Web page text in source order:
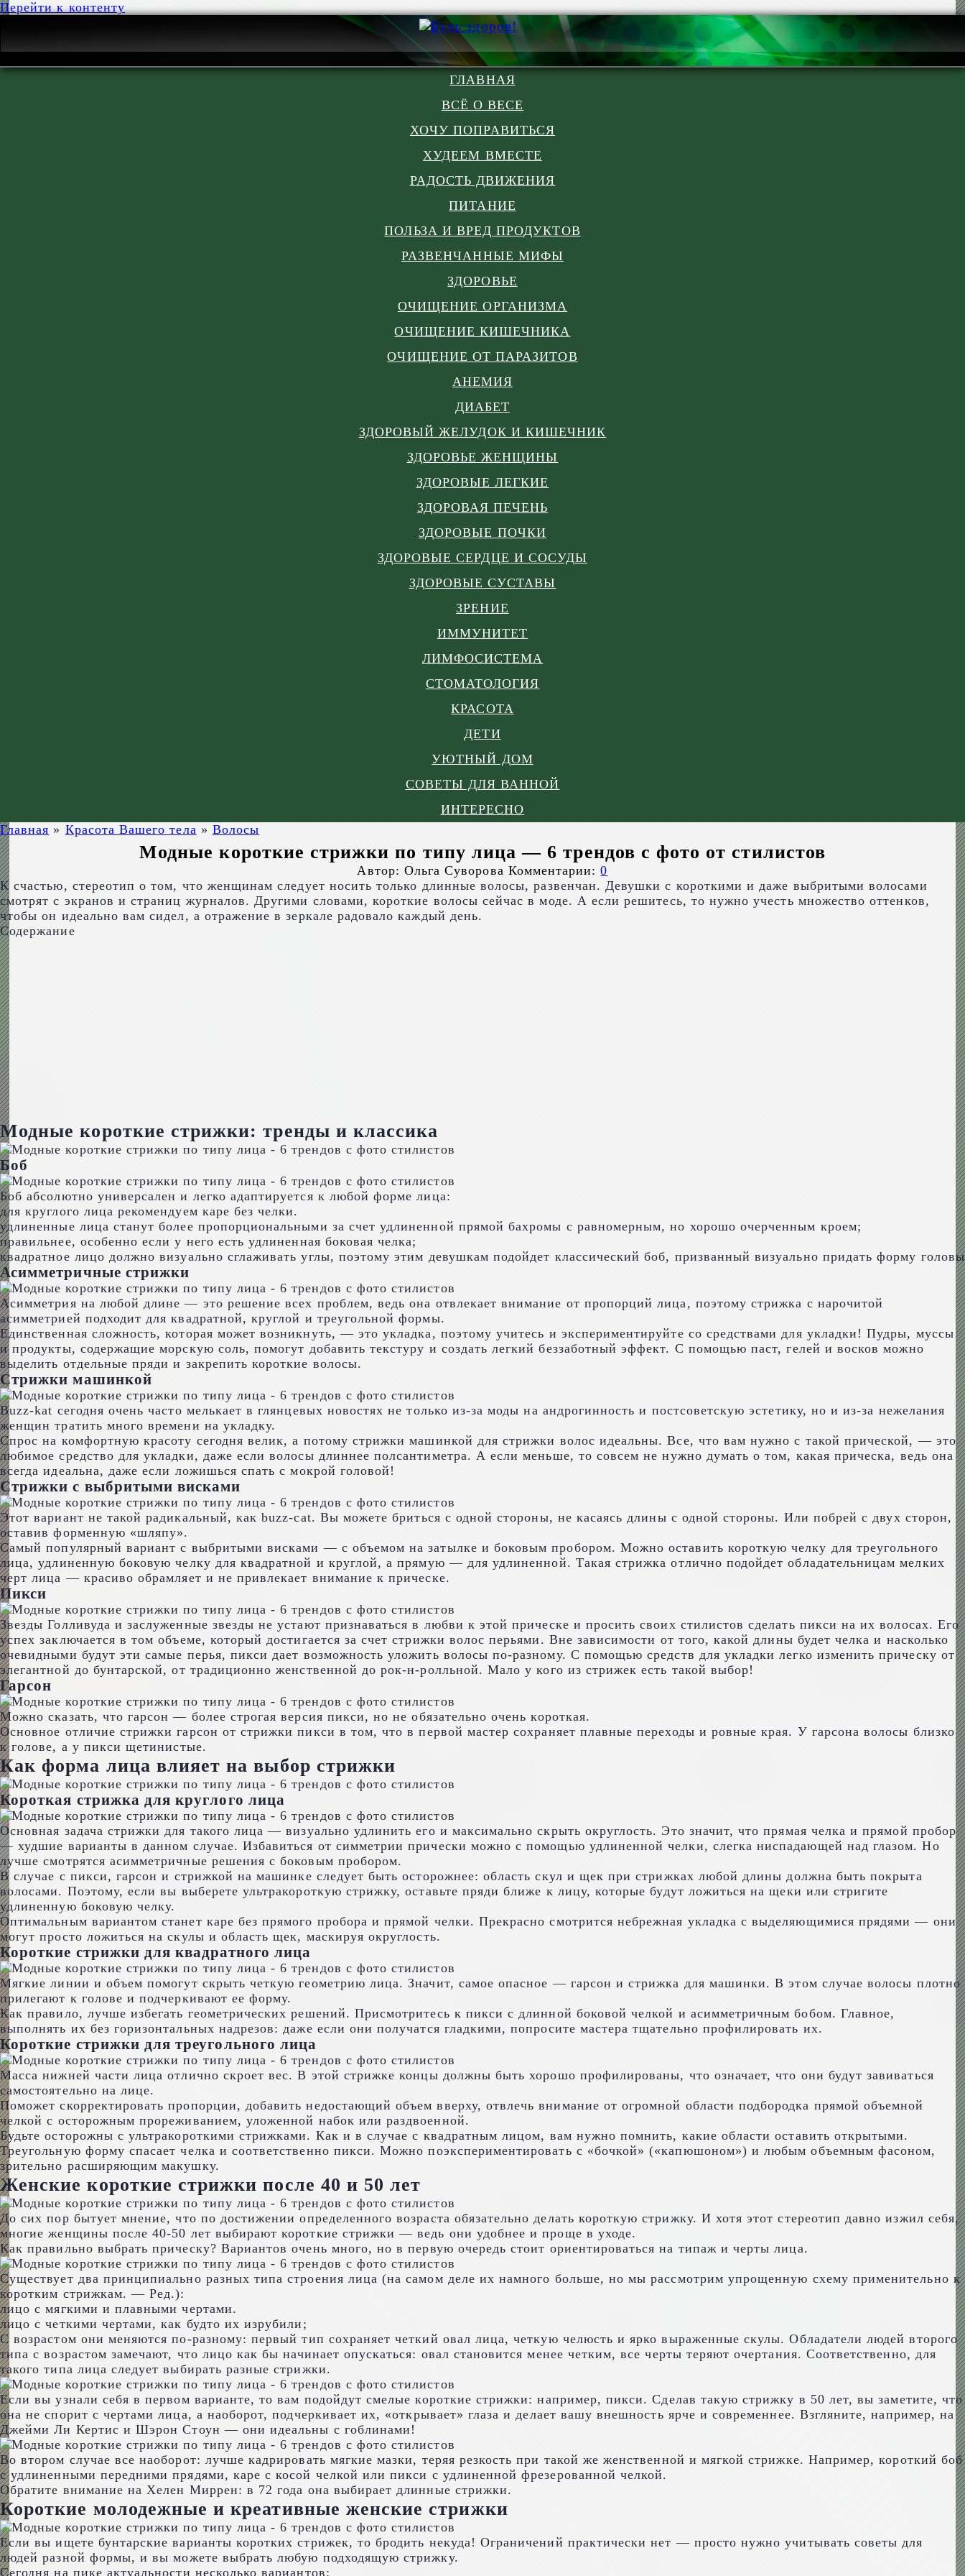
Перейти к контенту
ГЛАВНАЯ
ВСЁ О ВЕСЕ
ХОЧУ ПОПРАВИТЬСЯ
ХУДЕЕМ ВМЕСТЕ
РАДОСТЬ ДВИЖЕНИЯ
ПИТАНИЕ
ПОЛЬЗА И ВРЕД ПРОДУКТОВ
РАЗВЕНЧАННЫЕ МИФЫ
ЗДОРОВЬЕ
ОЧИЩЕНИЕ ОРГАНИЗМА
ОЧИЩЕНИЕ КИШЕЧНИКА
ОЧИЩЕНИЕ ОТ ПАРАЗИТОВ
АНЕМИЯ
ДИАБЕТ
ЗДОРОВЫЙ ЖЕЛУДОК И КИШЕЧНИК
ЗДОРОВЬЕ ЖЕНЩИНЫ
ЗДОРОВЫЕ ЛЕГКИЕ
ЗДОРОВАЯ ПЕЧЕНЬ
ЗДОРОВЫЕ ПОЧКИ
ЗДОРОВЫЕ СЕРДЦЕ И СОСУДЫ
ЗДОРОВЫЕ СУСТАВЫ
ЗРЕНИЕ
ИММУНИТЕТ
ЛИМФОСИСТЕМА
СТОМАТОЛОГИЯ
КРАСОТА
ДЕТИ
УЮТНЫЙ ДОМ
СОВЕТЫ ДЛЯ ВАННОЙ
ИНТЕРЕСНО
Главная » Красота Вашего тела » Волосы
Модные короткие стрижки по типу лица — 6 трендов с фото от стилистов
Автор: Ольга Суворова Комментарии:0
К счастью, стереотип о том, что женщинам следует носить только длинные волосы, развенчан. Девушки с короткими и даже выбритыми волосами
смотрят с экранов и страниц журналов. Другими словами, короткие волосы сейчас в моде. А если решитесь, то нужно учесть множество оттенков,
чтобы он идеально вам сидел, а отражение в зеркале радовало каждый день.
Содержание
Модные короткие стрижки: тренды и классика
Боб
Боб абсолютно универсален и легко адаптируется к любой форме лица:
для круглого лица рекомендуем каре без челки.
удлиненные лица станут более пропорциональными за счет удлиненной прямой бахромы с равномерным, но хорошо очерченным кроем;
правильнее, особенно если у него есть удлиненная боковая челка;
квадратное лицо должно визуально сглаживать углы, поэтому этим девушкам подойдет классический боб, призванный визуально придать форму головы
Асимметричные стрижки
Асимметрия на любой длине — это решение всех проблем, ведь она отвлекает внимание от пропорций лица, поэтому стрижка с нарочитой
асимметрией подходит для квадратной, круглой и треугольной формы.
Единственная сложность, которая может возникнуть, — это укладка, поэтому учитесь и экспериментируйте со средствами для укладки! Пудры, муссы
и продукты, содержащие морскую соль, помогут добавить текстуру и создать легкий беззаботный эффект. С помощью паст, гелей и восков можно
выделить отдельные пряди и закрепить короткие волосы.
Стрижки машинкой
Buzz-kat сегодня очень часто мелькает в глянцевых новостях не только из-за моды на андрогинность и постсоветскую эстетику, но и из-за нежелания
женщин тратить много времени на укладку.
Спрос на комфортную красоту сегодня велик, а потому стрижки машинкой для стрижки волос идеальны. Все, что вам нужно с такой прической, — это
любимое средство для укладки, даже если волосы длиннее полсантиметра. А если меньше, то совсем не нужно думать о том, какая прическа, ведь она
всегда идеальна, даже если ложишься спать с мокрой головой!
Стрижки с выбритыми висками
Этот вариант не такой радикальный, как buzz-cat. Вы можете бриться с одной стороны, не касаясь длины с одной стороны. Или побрей с двух сторон,
оставив форменную «шляпу».
Самый популярный вариант с выбритыми висками — с объемом на затылке и боковым пробором. Можно оставить короткую челку для треугольного
лица, удлиненную боковую челку для квадратной и круглой, а прямую — для удлиненной. Такая стрижка отлично подойдет обладательницам мелких
черт лица — красиво обрамляет и не привлекает внимание к прическе.
Пикси
Звезды Голливуда и заслуженные звезды не устают признаваться в любви к этой прическе и просить своих стилистов сделать пикси на их волосах. Его
успех заключается в том объеме, который достигается за счет стрижки волос перьями. Вне зависимости от того, какой длины будет челка и насколько
очевидными будут эти самые перья, пикси дает возможность уложить волосы по-разному. С помощью средств для укладки легко изменить прическу от
элегантной до бунтарской, от традиционно женственной до рок-н-ролльной. Мало у кого из стрижек есть такой выбор!
Гарсон
Можно сказать, что гарсон — более строгая версия пикси, но не обязательно очень короткая.
Основное отличие стрижки гарсон от стрижки пикси в том, что в первой мастер сохраняет плавные переходы и ровные края. У гарсона волосы близко
к голове, а у пикси щетинистые.
Как форма лица влияет на выбор стрижки
Короткая стрижка для круглого лица
Основная задача стрижки для такого лица — визуально удлинить его и максимально скрыть округлость. Это значит, что прямая челка и прямой пробор
— худшие варианты в данном случае. Избавиться от симметрии прически можно с помощью удлиненной челки, слегка ниспадающей над глазом. Но
лучше смотрятся асимметричные решения с боковым пробором.
В случае с пикси, гарсон и стрижкой на машинке следует быть осторожнее: область скул и щек при стрижках любой длины должна быть покрыта
волосами. Поэтому, если вы выберете ультракороткую стрижку, оставьте пряди ближе к лицу, которые будут ложиться на щеки или стригите
удлиненную боковую челку.
Оптимальным вариантом станет каре без прямого пробора и прямой челки. Прекрасно смотрится небрежная укладка с выделяющимися прядями — они
могут просто ложиться на скулы и область щек, маскируя округлость.
Короткие стрижки для квадратного лица
Мягкие линии и объем помогут скрыть четкую геометрию лица. Значит, самое опасное — гарсон и стрижка для машинки. В этом случае волосы плотно
прилегают к голове и подчеркивают ее форму.
Как правило, лучше избегать геометрических решений. Присмотритесь к пикси с длинной боковой челкой и асимметричным бобом. Главное,
выполнять их без горизонтальных надрезов: даже если они получатся гладкими, попросите мастера тщательно профилировать их.
Короткие стрижки для треугольного лица
Масса нижней части лица отлично скроет вес. В этой стрижке концы должны быть хорошо профилированы, что означает, что они будут завиваться
самостоятельно на лице.
Поможет скорректировать пропорции, добавить недостающий объем вверху, отвлечь внимание от огромной области подбородка прямой объемной
челкой с осторожным прореживанием, уложенной набок или раздвоенной.
Будьте осторожны с ультракороткими стрижками. Как и в случае с квадратным лицом, вам нужно помнить, какие области оставить открытыми.
Треугольную форму спасает челка и соответственно пикси. Можно поэкспериментировать с «бочкой» («капюшоном») и любым объемным фасоном,
зрительно расширяющим макушку.
Женские короткие стрижки после 40 и 50 лет
До сих пор бытует мнение, что по достижении определенного возраста обязательно делать короткую стрижку. И хотя этот стереотип давно изжил себя,
многие женщины после 40-50 лет выбирают короткие стрижки — ведь они удобнее и проще в уходе.
Как правильно выбрать прическу? Вариантов очень много, но в первую очередь стоит ориентироваться на типаж и черты лица.
Существует два принципиально разных типа строения лица (на самом деле их намного больше, но мы рассмотрим упрощенную схему применительно к
коротким стрижкам. — Ред.):
лицо с мягкими и плавными чертами.
лицо с четкими чертами, как будто их изрубили;
С возрастом они меняются по-разному: первый тип сохраняет четкий овал лица, четкую челюсть и ярко выраженные скулы. Обладатели людей второго
типа с возрастом замечают, что лицо как бы начинает опускаться: овал становится менее четким, все черты теряют очертания. Соответственно, для
такого типа лица следует выбирать разные стрижки.
Если вы узнали себя в первом варианте, то вам подойдут смелые короткие стрижки: например, пикси. Сделав такую ​​стрижку в 50 лет, вы заметите, что
она не спорит с чертами лица, а наоборот, подчеркивает их, «открывает» глаза и делает вашу внешность ярче и современнее. Взгляните, например, на
Джейми Ли Кертис и Шэрон Стоун — они идеальны с гоблинами!
Во втором случае все наоборот: лучше кадрировать мягкие мазки, теряя резкость при такой же женственной и мягкой стрижке. Например, короткий боб
с удлиненными передними прядями, каре с косой челкой или пикси с удлиненной фрезерованной челкой.
Обратите внимание на Хелен Миррен: в 72 года она выбирает длинные стрижки.
Короткие молодежные и креативные женские стрижки
Если вы ищете бунтарские варианты коротких стрижек, то бродить некуда! Ограничений практически нет — просто нужно учитывать советы для
людей разной формы, и вы можете выбрать любую подходящую стрижку.
Сегодня на пике актуальности несколько вариантов: